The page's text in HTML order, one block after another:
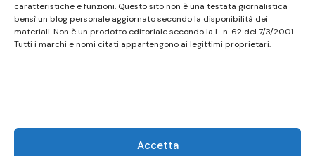
caratteristiche e funzioni. Questo sito non è una testata giornalistica
bensì un blog personale aggiornato secondo la disponibilità dei
materiali. Non è un prodotto editoriale secondo la L. n. 62 del 7/3/2001.
Tutti i marchi e nomi citati appartengono ai legittimi proprietari.
Accetta
un prodotto editoriale ai sensi della L. n. 62 del
7/3/2001. Tutti i marchi riportati appartengono ai
legittimi proprietari; marchi di terzi, nomi di prodotti,